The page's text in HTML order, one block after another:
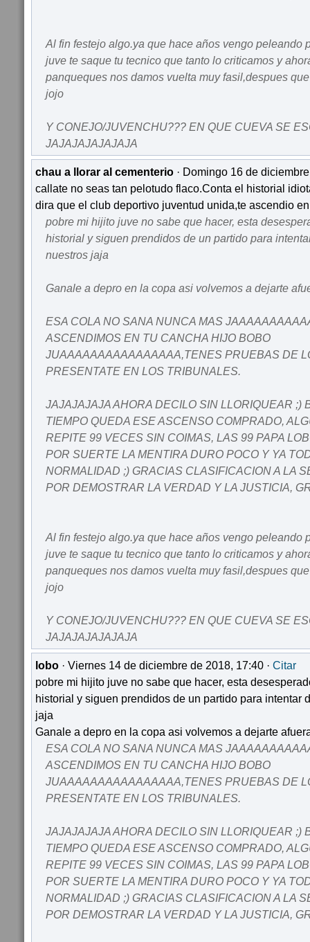
Al fin festejo algo.ya que hace años vengo peleando
juve te saque tu tecnico que tanto lo criticamos y
panqueques nos damos vuelta muy fasil,despues
jojo
Y CONEJO/JUVENCHU??? EN QUE CUEVA SE
JAJAJAJAJAJAJA
chau a llorar al cementerio · Domingo 16 de
callate no seas tan pelotudo flaco.Conta el historial
dira que el club deportivo juventud unida,te ascendio
pobre mi hijito juve no sabe que hacer, esta
historial y siguen prendidos de un partido para
nuestros jaja
Ganale a depro en la copa asi volvemos a dejarte
ESA COLA NO SANA NUNCA MAS
ASCENDIMOS EN TU CANCHA HIJO BOBO
JUAAAAAAAAAAAAAAAA,TENES PRUEBAS DE
PRESENTATE EN LOS TRIBUNALES.
JAJAJAJAJA AHORA DECILO SIN LLORIQUEAR ;)
TIEMPO QUEDA ESE ASCENSO COMPRADO,
REPITE 99 VECES SIN COIMAS, LAS 99 PAPA
POR SUERTE LA MENTIRA DURO POCO Y YA
NORMALIDAD ;) GRACIAS CLASIFICACION A LA
POR DEMOSTRAR LA VERDAD Y LA JUSTICIA,
Al fin festejo algo.ya que hace años vengo peleando
juve te saque tu tecnico que tanto lo criticamos y
panqueques nos damos vuelta muy fasil,despues
jojo
Y CONEJO/JUVENCHU??? EN QUE CUEVA SE
JAJAJAJAJAJAJA
lobo · Viernes 14 de diciembre de 2018, 17:40 · Citar
pobre mi hijito juve no sabe que hacer, esta
historial y siguen prendidos de un partido para intentar
jaja
Ganale a depro en la copa asi volvemos a dejarte
ESA COLA NO SANA NUNCA MAS
ASCENDIMOS EN TU CANCHA HIJO BOBO
JUAAAAAAAAAAAAAAAA,TENES PRUEBAS DE
PRESENTATE EN LOS TRIBUNALES.
JAJAJAJAJA AHORA DECILO SIN LLORIQUEAR ;)
TIEMPO QUEDA ESE ASCENSO COMPRADO,
REPITE 99 VECES SIN COIMAS, LAS 99 PAPA
POR SUERTE LA MENTIRA DURO POCO Y YA
NORMALIDAD ;) GRACIAS CLASIFICACION A LA
POR DEMOSTRAR LA VERDAD Y LA JUSTICIA,